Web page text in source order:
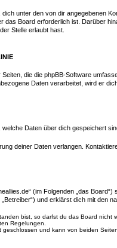
unter den von dir angegebenen
das Board erforderlich ist. Darüber
Stelle erlaubt hast.
die die phpBB-Software
Daten verarbeitet, wird er
Daten über dich gespeichert
deiner Daten verlangen.
(im Folgenden „das
und erklärst dich mit den
bist, so darfst du das Board nicht
Regelungen.
geschlossen und kann von beiden